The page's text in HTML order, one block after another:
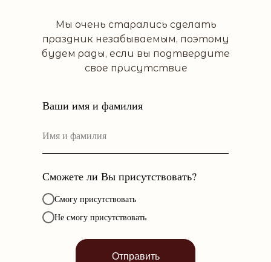
Мы очень старались сделать
праздник незабываемым, поэтому
будем рады, если вы подтвердите
свое присутствие
Ваши имя и фамилия
Сможете ли Вы присутствовать?
Смогу присутствовать
Не смогу присутствовать
Отправить